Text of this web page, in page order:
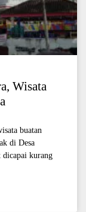
Wisata
buatan
di Desa
dicapai kurang